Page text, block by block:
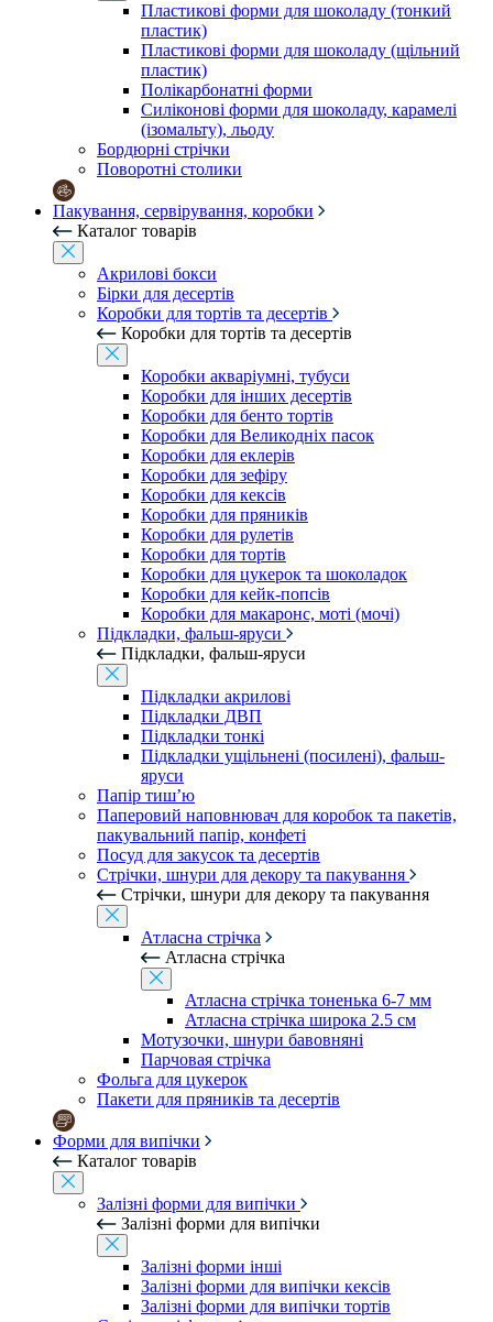
Пластикові форми для шоколаду (тонкий
пластик)
Пластикові форми для шоколаду (щільний
пластик)
Полікарбонатні форми
Силіконові форми для шоколаду, карамелі
(ізомальту), льоду
Бордюрні стрічки
Поворотні столики
Пакування, сервірування, коробки
Каталог товарів
Акрилові бокси
Бірки для десертів
Коробки для тортів та десертів
Коробки для тортів та десертів
Коробки акваріумні, тубуси
Коробки для інших десертів
Коробки для бенто тортів
Коробки для Великодніх пасок
Коробки для еклерів
Коробки для зефіру
Коробки для кексів
Коробки для пряників
Коробки для рулетів
Коробки для тортів
Коробки для цукерок та шоколадок
Коробки для кейк-попсів
Коробки для макаронс, моті (мочі)
Підкладки, фальш-яруси
Підкладки, фальш-яруси
Підкладки акрилові
Підкладки ДВП
Підкладки тонкі
Підкладки ущільнені (посилені), фальш-
яруси
Папір тиш’ю
Паперовий наповнювач для коробок та пакетів,
пакувальний папір, конфеті
Посуд для закусок та десертів
Стрічки, шнури для декору та пакування
Стрічки, шнури для декору та пакування
Атласна стрічка
Атласна стрічка
Атласна стрічка тоненька 6-7 мм
Атласна стрічка широка 2.5 см
Мотузочки, шнури бавовняні
Парчовая стрічка
Фольга для цукерок
Пакети для пряників та десертів
Форми для випічки
Каталог товарів
Залізні форми для випічки
Залізні форми для випічки
Залізні форми інші
Залізні форми для випічки кексів
Залізні форми для випічки тортів